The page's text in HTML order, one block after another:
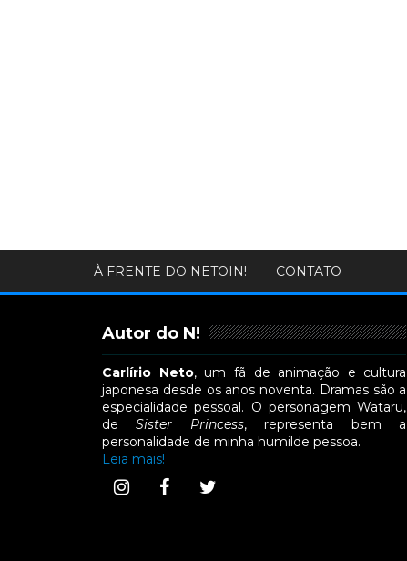
À FRENTE DO NETOIN! CONTATO
Autor do N!
Carlírio Neto, um fã de animação e cultura
japonesa desde os anos noventa. Dramas são a
especialidade pessoal. O personagem Wataru,
deSister Princess, representa bem a
personalidade de minha humilde pessoa.
Leia mais!